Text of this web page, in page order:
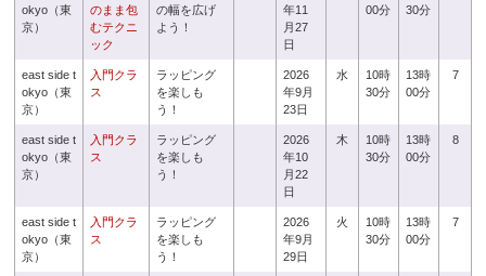
okyo（東
京）
のまま包
むテクニ
ック
の幅を広げ
よう！
年11
月27
日
00分
30分
east side t
okyo（東
京）
入門クラ
ス
ラッピング
を楽しも
う！
2026
年9月
23日
水
10時
30分
13時
00分
7
east side t
okyo（東
京）
入門クラ
ス
ラッピング
を楽しも
う！
2026
年10
月22
日
木
10時
30分
13時
00分
8
east side t
okyo（東
京）
入門クラ
ス
ラッピング
を楽しも
う！
2026
年9月
29日
火
10時
30分
13時
00分
7